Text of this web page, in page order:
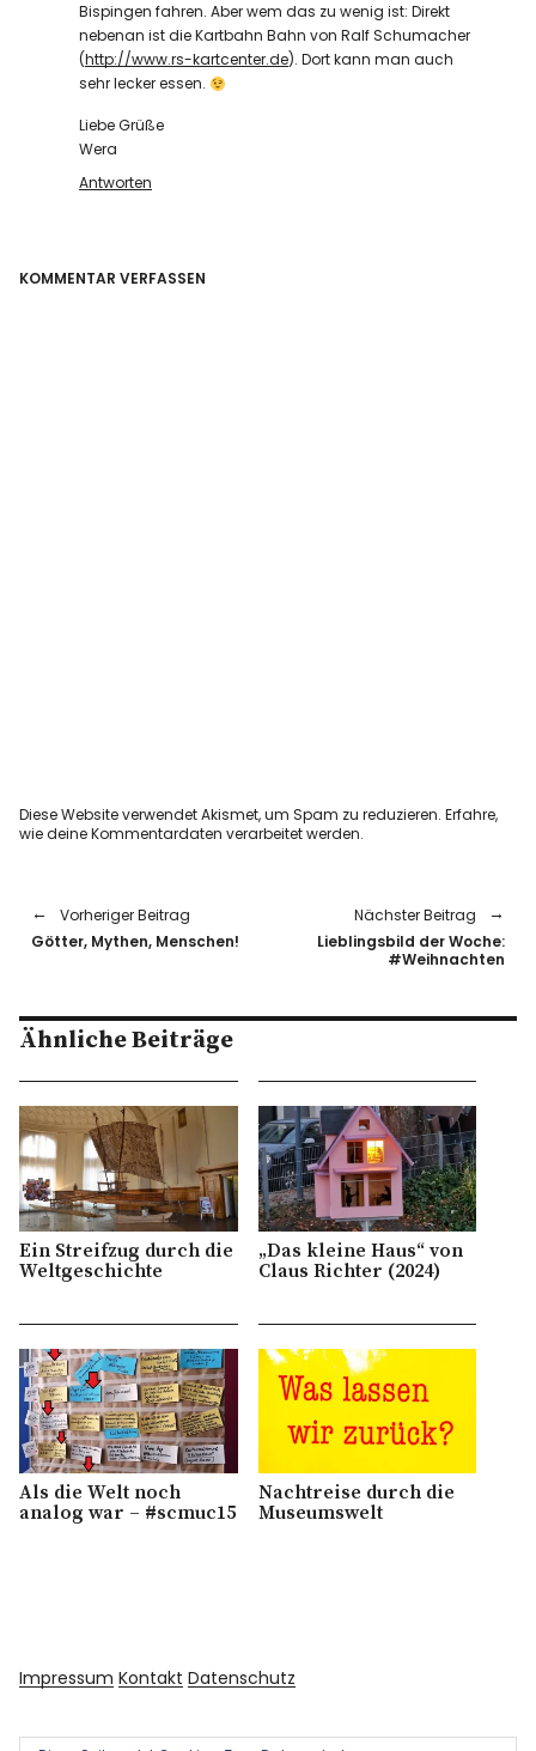
Bispingen fahren. Aber wem das zu wenig ist: Direkt
nebenan ist die Kartbahn Bahn von Ralf Schumacher
(http://www.rs-kartcenter.de). Dort kann man auch
sehr lecker essen.
Liebe Grüße
Wera
Antworten
KOMMENTAR VERFASSEN
Diese Website verwendet Akismet, um Spam zu reduzieren.Erfahre,
wie deine Kommentardaten verarbeitet werden.
Vorheriger Beitrag
Götter, Mythen, Menschen!
Nächster Beitrag
Lieblingsbild der Woche:
#Weihnachten
Ähnliche Beiträge
Ein Streifzug durch die
Weltgeschichte
„Das kleine Haus“ von
Claus Richter (2024)
Als die Welt noch
analog war – #scmuc15
Nachtreise durch die
Museumswelt
Impressum Kontakt Datenschutz